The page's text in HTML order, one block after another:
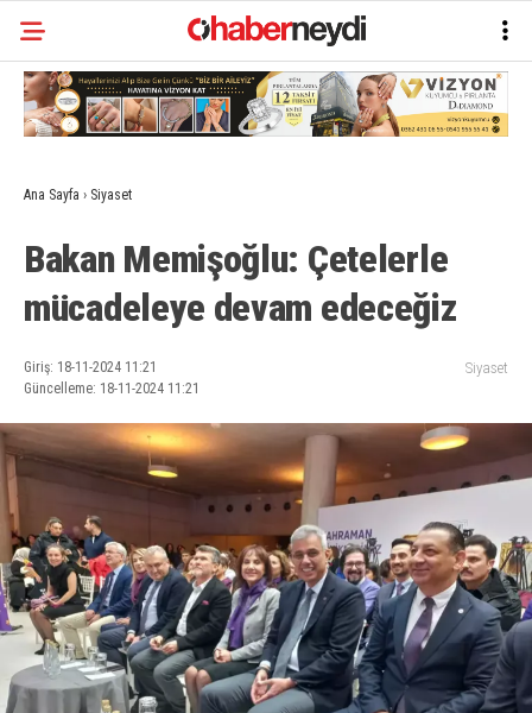
Ana Sayfa › Siyaset
Bakan Memişoğlu: Çetelerle
mücadeleye devam edeceğiz
Giriş: 18-11-2024 11:21
Güncelleme: 18-11-2024 11:21
Siyaset